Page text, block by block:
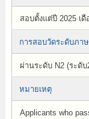
สอบตั้งแต่ปี 2025 เดื
การสอบวัดระดับภา
ผ่านระดับ N2 (ระดั
หมายเหตุ
Applicants who